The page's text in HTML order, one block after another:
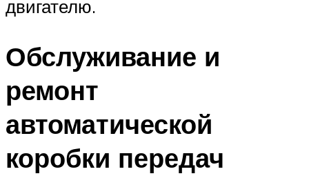
двигателю.
Обслуживание и
ремонт
автоматической
коробки передач